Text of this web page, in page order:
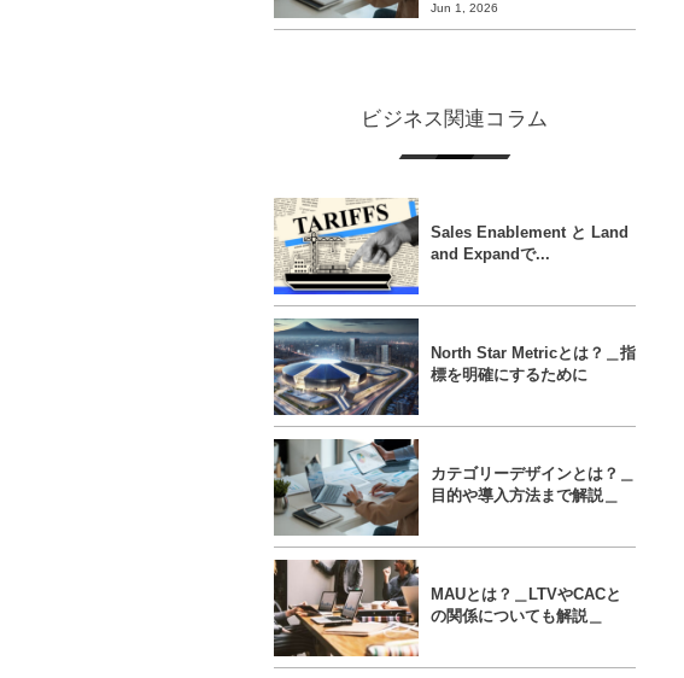
Jun 1, 2026
ビジネス関連コラム
Sales Enablement と Land
and Expandで...
North Star Metricとは？＿指
標を明確にするために
カテゴリーデザインとは？＿
目的や導入方法まで解説＿
MAUとは？＿LTVやCACと
の関係についても解説＿